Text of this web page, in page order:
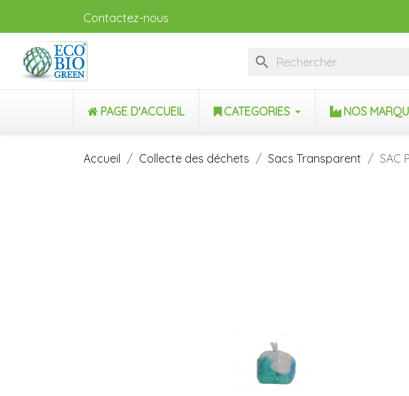
Contactez-nous
search
PAGE D'ACCUEIL CATEGORIES NOS
Accueil Collecte des déchets Sacs Transparent SAC